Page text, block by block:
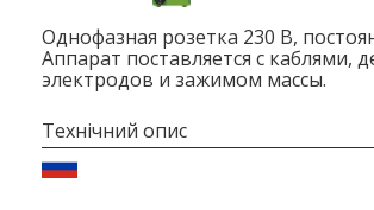
Однофазная розетка 230 В,
Аппарат поставляется с каблями,
электродов и зажимом массы.
Технічний опис